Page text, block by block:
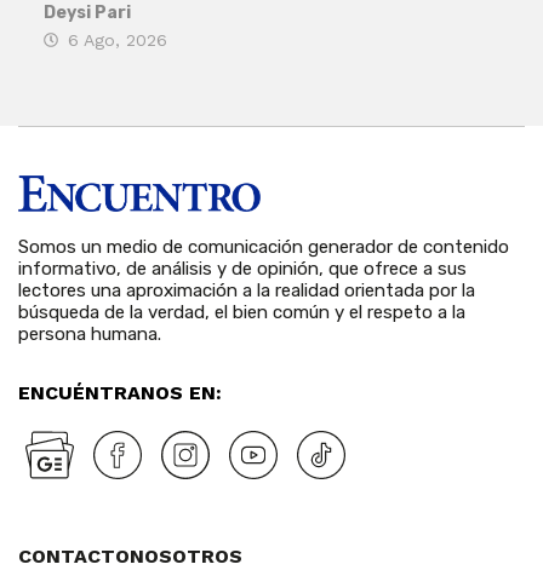
Deysi Pari
6 Ago, 2026
Somos un medio de comunicación generador de contenido
informativo, de análisis y de opinión, que ofrece a sus
lectores una aproximación a la realidad orientada por la
búsqueda de la verdad, el bien común y el respeto a la
persona humana.
ENCUÉNTRANOS EN:
CONTACTONOSOTROS